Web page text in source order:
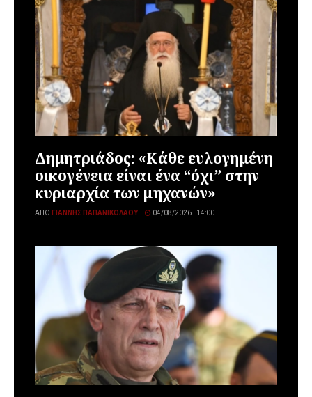
Δημητριάδος: «Κάθε ευλογημένη
οικογένεια είναι ένα “όχι” στην
κυριαρχία των μηχανών»
ΑΠΌ ΓΙΆΝΝΗΣ ΠΑΠΑΝΙΚΟΛΆΟΥ 04/08/2026 | 14:00